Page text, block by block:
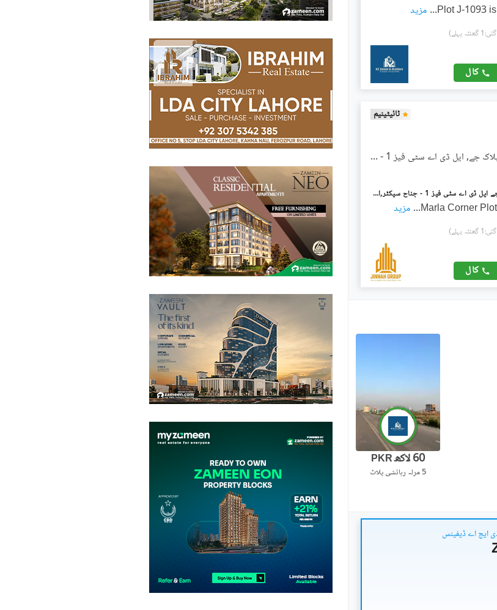
Plot J-1093
... مزید
پہلے)
کال
ٹائیٹینیم
ایل ڈی اے سٹی فیز 1 ۔ بلاک جے, ایل ڈی اے سٹی فیز 1 - جناح سیکٹر
ایل ڈی اے سٹی فیز 1 ۔ بلاک جے ایل ڈی اے سٹی فیز 1 - جناح سیکٹر,ایل ڈی اے سٹی فیز 1,ایل ڈی اے سٹی,ایل ڈی اے روڈ,لاہور میں 5 مرلہ رہائشی پلاٹ 65.0 لاکھ میں برائے فروخت۔
... مزید
پہلے)
کال
PKR 60 لاکھ
5 مرلہ رہائشی پلاٹ
ایچ اے ڈیفینس